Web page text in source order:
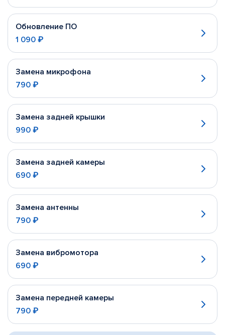
Обновление ПО
1 090 ₽
Замена микрофона
790 ₽
Замена задней крышки
990 ₽
Замена задней камеры
690 ₽
Замена антенны
790 ₽
Замена вибромотора
690 ₽
Замена передней камеры
790 ₽